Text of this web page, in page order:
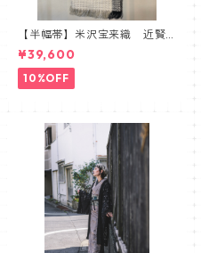
【半幅帯】米沢宝来織 近賢
織物謹製 胡蝶 ラベンダー
¥39,600
10%OFF